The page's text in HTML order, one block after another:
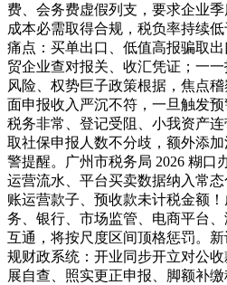
费、会务费虚假列支，要求企业
成本必需取得合规，税负率持续
痛点：买单出口、低值高报骗取
贸企业查对报关、收汇凭证；一
风险、权势巨子政策根据，焦点
面申报收入严沉不符，一旦触发
税务非常、登记受阻、小我资产
取社保申报人数不分歧，额外添
警提醒。广州市税务局 2026 糊口
运营流水、平台买卖数据纳入常
账运营款子、预收款未计税金额
务、银行、市场监管、电商平台
互通，将按尺度区间顶格惩罚。
规财政系统：开业同步开立对公
展自查、照实更正申报、脚额补